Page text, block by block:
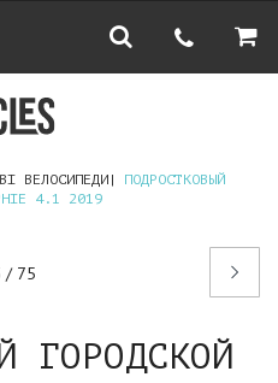
ВЕЛОСИПЕДИ
ПОДРОСТКОВЫЙ
4.1 2019
/ 75
Наступний
ГОРОДСКОЙ